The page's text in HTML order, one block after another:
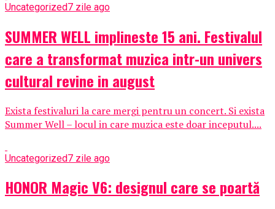
Uncategorized7 zile ago
SUMMER WELL implineste 15 ani. Festivalul
care a transformat muzica intr-un univers
cultural revine in august
Exista festivaluri la care mergi pentru un concert. Si exista
Summer Well – locul in care muzica este doar inceputul....
Uncategorized7 zile ago
HONOR Magic V6: designul care se poartă